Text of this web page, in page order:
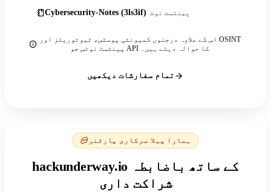
Cybersecurity-Notes (3ls3if) پینٹسٹ نوٹ
اس کے علاوہ درجنوں کمیونٹی پوسٹس، ٹیوٹوریلز اور OSINT
پینٹسٹ نوٹس جو API کا حوالہ دیتے ہیں۔
تمام سفارشات دیکھیں
ہمارا پہلا سرکاری پارٹنر
hackunderway.io کے ساتھ باضابطہ
شراکت داری